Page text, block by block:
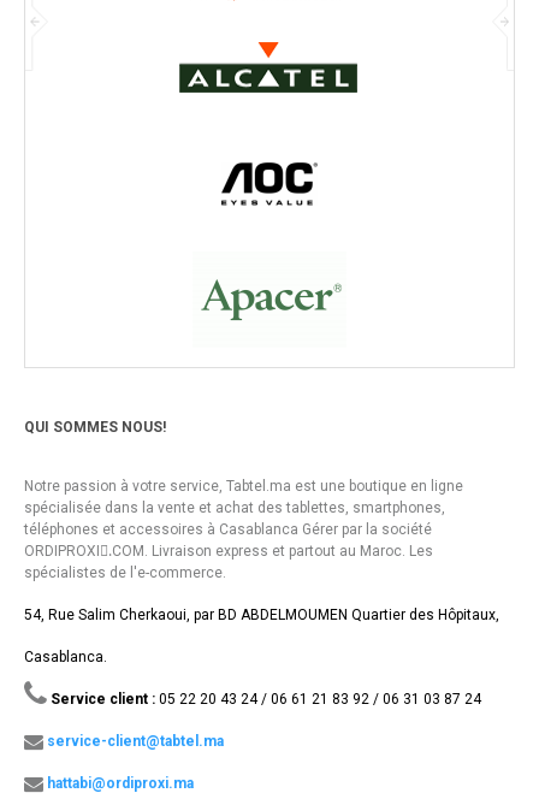
QUI SOMMES NOUS!
Notre passion à votre service, Tabtel.ma est une boutique en ligne
spécialisée dans la vente et achat des tablettes, smartphones,
téléphones et accessoires à Casablanca Gérer par la société
ORDIPROXI.ِCOM. Livraison express et partout au Maroc. Les
spécialistes de l'e-commerce.
54, Rue Salim Cherkaoui, par BD ABDELMOUMEN Quartier des Hôpitaux,
Casablanca.
Service client : 05 22 20 43 24 / 06 61 21 83 92 / 06 31 03 87 24
service-client@tabtel.ma
hattabi@ordiproxi.ma